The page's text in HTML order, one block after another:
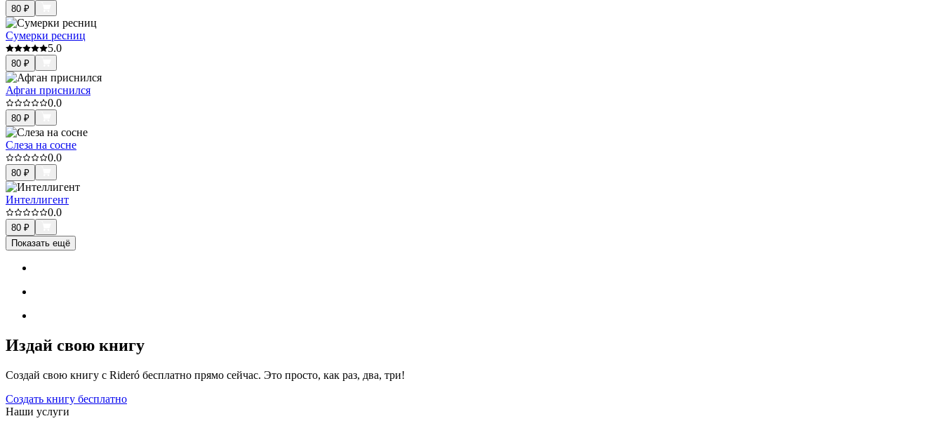
80 ₽
Сумерки ресниц
5.0
80 ₽
Афган приснился
0.0
80 ₽
Слеза на сосне
0.0
80 ₽
Интеллигент
0.0
80 ₽
Показать ещё
Издай свою книгу
Создай свою книгу с Rideró бесплатно прямо сейчас. Это просто, как раз, два, три!
Создать книгу бесплатно
Наши услуги